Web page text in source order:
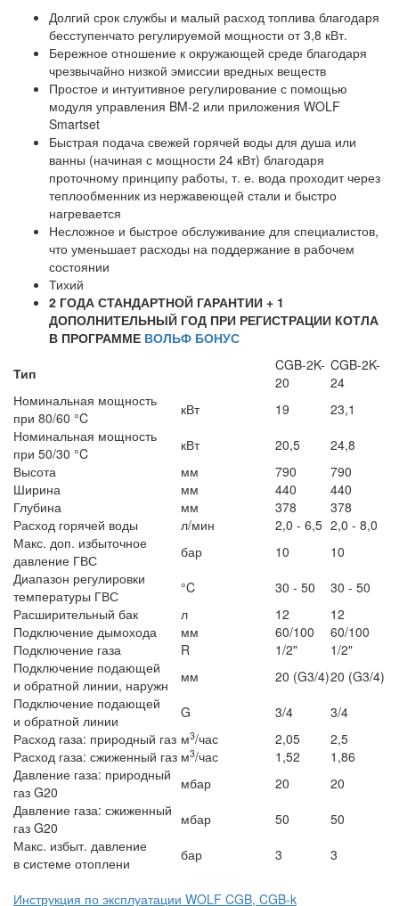
Долгий срок службы и малый расход топлива благодаря
бесступенчато регулируемой мощности от 3,8 кВт.
Бережное отношение к окружающей среде благодаря
чрезвычайно низкой эмиссии вредных веществ
Простое и интуитивное регулирование с помощью
модуля управления BM-2 или приложения WOLF
Smartset
Быстрая подача свежей горячей воды для душа или
ванны (начиная с мощности 24 кВт) благодаря
проточному принципу работы, т. е. вода проходит через
теплообменник из нержавеющей стали и быстро
нагревается
Несложное и быстрое обслуживание для специалистов,
что уменьшает расходы на поддержание в рабочем
состоянии
Тихий
2 ГОДА СТАНДАРТНОЙ ГАРАНТИИ + 1
ДОПОЛНИТЕЛЬНЫЙ ГОД ПРИ РЕГИСТРАЦИИ КОТЛА
В ПРОГРАММЕ ВОЛЬФ БОНУС
Тип
CGB-2K-
20
CGB-2K-
24
Номинальная мощность
при 80/60 °C
кВт 19
23,1
Номинальная мощность
при 50/30 °C
кВт 20,5
24,8
Высота
мм 790
790
Ширина
мм 440
440
Глубина
мм 378
378
Расход горячей воды
л/мин 2,0 - 6,5 2,0 - 8,0
Макс. доп. избыточное
давление ГВС
бар 10
10
Диапазон регулировки
температуры ГВС
°C 30 - 50
30 - 50
Расширительный бак
л 12
12
Подключение дымохода
мм 60/100
60/100
Подключение газа
R 1/2"
1/2"
Подключение подающей
и обратной линии, наружн
мм 20 (G3/4)20 (G3/4)
Подключение подающей
и обратной линии
G 3/4
3/4
Расход газа: природный газ м3/час 2,05
2,5
Расход газа: сжиженный газ м3/час 1,52
1,86
Давление газа: природный
газ G20
мбар 20
20
Давление газа: сжиженный
газ G20
мбар 50
50
Макс. избыт. давление
в системе отоплени
бар 3 3
Инструкция по эксплуатации WOLF CGB, CGB-k